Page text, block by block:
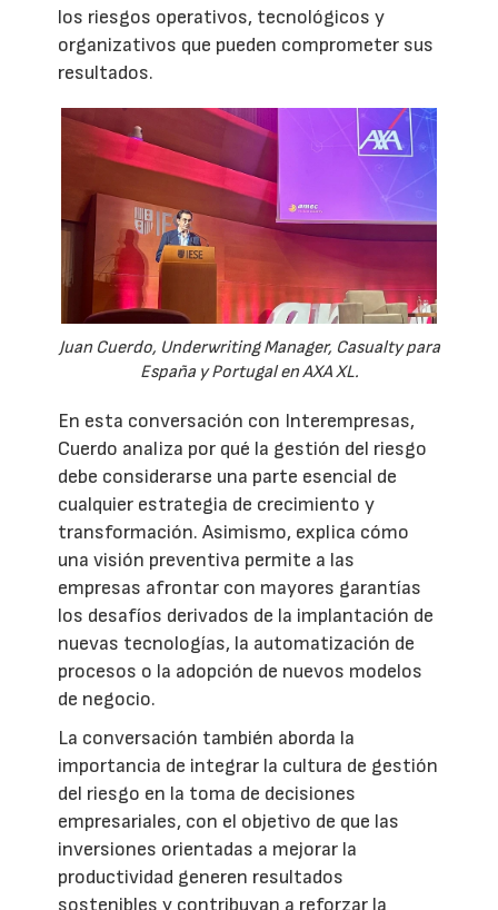
los riesgos operativos, tecnológicos y
organizativos que pueden comprometer sus
resultados.
Juan Cuerdo, Underwriting Manager, Casualty para
España y Portugal en AXA XL.
En esta conversación con Interempresas,
Cuerdo analiza por qué la gestión del riesgo
debe considerarse una parte esencial de
cualquier estrategia de crecimiento y
transformación. Asimismo, explica cómo
una visión preventiva permite a las
empresas afrontar con mayores garantías
los desafíos derivados de la implantación de
nuevas tecnologías, la automatización de
procesos o la adopción de nuevos modelos
de negocio.
La conversación también aborda la
importancia de integrar la cultura de gestión
del riesgo en la toma de decisiones
empresariales, con el objetivo de que las
inversiones orientadas a mejorar la
productividad generen resultados